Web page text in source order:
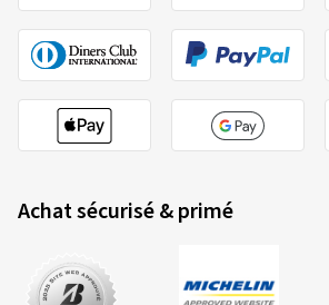
Achat sécurisé & primé